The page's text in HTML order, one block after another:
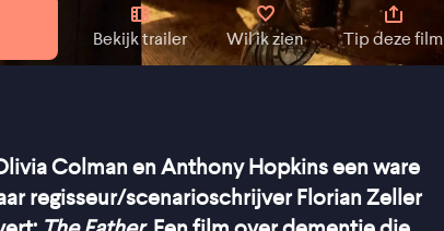
Bekijk trailer Wil ik zien Tip deze film
Colman en Anthony Hopkins een ware
regisseur/scenarioschrijver Florian Zeller